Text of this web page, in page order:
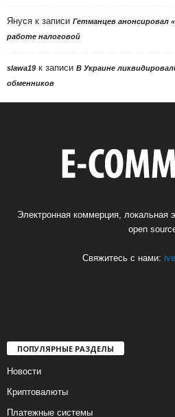
Януся к записи Гетманцев
работе налоговой
slawa19 к записи В Украине
обменников
Электронная коммерция, локальная
open
Свяжитесь с нами:
ПОПУЛЯРНЫЕ РАЗДЕЛЫ
Новости
Криптовалюты
Платежные системы